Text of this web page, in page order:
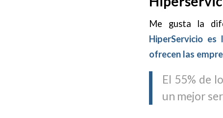
Me gusta la
HiperServicio
ofrecen las
El 55% de
un mejor